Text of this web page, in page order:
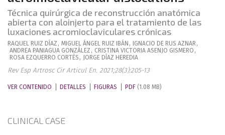
Técnica quirúrgica de reconstrucción anatómica
abierta con aloinjerto para el tratamiento de las
luxaciones acromioclaviculares crónicas
RAQUEL RUIZ DÍAZ , MIGUEL ÁNGEL RUIZ IBÁN , IGNACIO DE RUS AZNAR,
ANDREA PANIAGUA GONZÁLEZ , CRISTINA VICTORIA ASENJO GISMERO ,
ROSA EZQUERRO CORTÉS , JORGE DÍAZ HEREDIA
Rev Esp Artrosc Cir Articul En. 2021;28(3):205-13
VER CONTENIDO DETALLES FIGURAS PDF (1.08 MB)
CLINICAL CASE